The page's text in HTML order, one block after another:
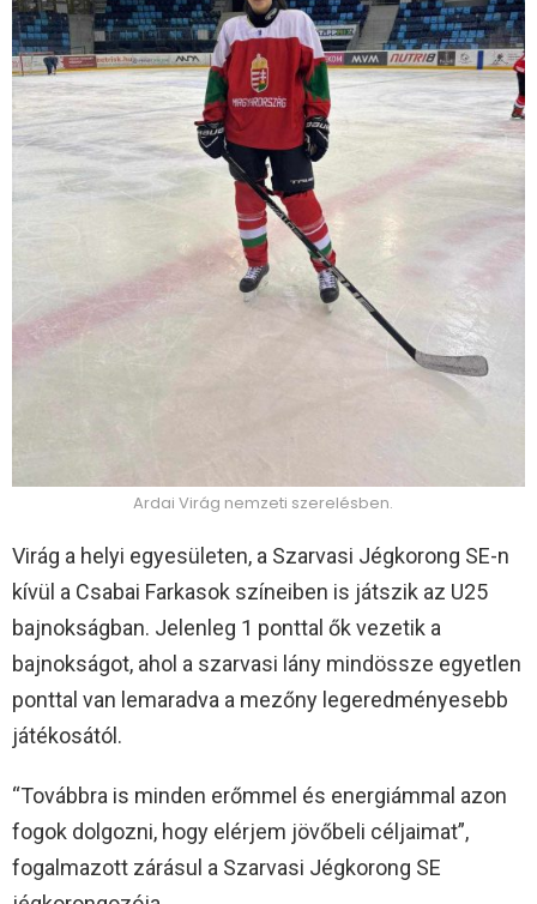
Ardai Virág nemzeti szerelésben.
Virág a helyi egyesületen, a Szarvasi Jégkorong SE-n
kívül a Csabai Farkasok színeiben is játszik az U25
bajnokságban. Jelenleg 1 ponttal ők vezetik a
bajnokságot, ahol a szarvasi lány mindössze egyetlen
ponttal van lemaradva a mezőny legeredményesebb
játékosától.
“Továbbra is minden erőmmel és energiámmal azon
fogok dolgozni, hogy elérjem jövőbeli céljaimat”,
fogalmazott zárásul a Szarvasi Jégkorong SE